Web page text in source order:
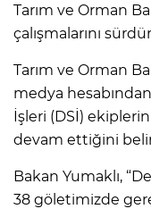
Tarım ve Orman
çalışmalarını
Tarım ve Orman
medya
İşleri (DSİ)
devam ettiğini
Bakan Yumaklı,
38 göletimizde